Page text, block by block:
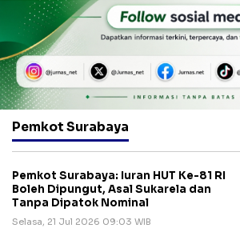
Pemkot Surabaya
Pemkot Surabaya: Iuran HUT Ke-81 RI
Boleh Dipungut, Asal Sukarela dan
Tanpa Dipatok Nominal
Selasa, 21 Jul 2026 09:03 WIB